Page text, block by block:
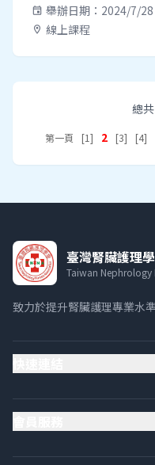
event 舉辦日期：2024/7/28
location_on 線上課程
總共
第一頁 [1] 2 [3] [4]
臺灣腎臟護理
Taiwan Nephrology
致力於提升腎臟護理專業水